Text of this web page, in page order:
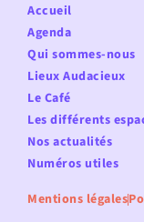
Accueil
Agenda
Qui sommes-nous
Lieux Audacieux
Le Café
Les différents
Nos actualités
Numéros utiles
Mentions légales